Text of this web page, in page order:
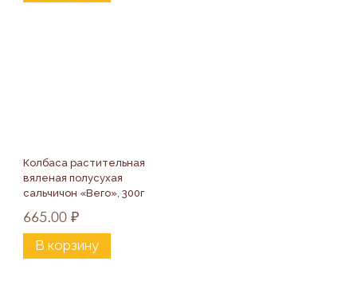
Колбаса растительная
вяленая полусухая
сальчичон «Вего», 300г
665.00 ₽
В корзину